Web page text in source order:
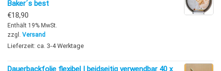
Baker´s best
€18,90
Enthält 19% MwSt.
zzgl. Versand
Lieferzeit: ca. 3-4 Werktage